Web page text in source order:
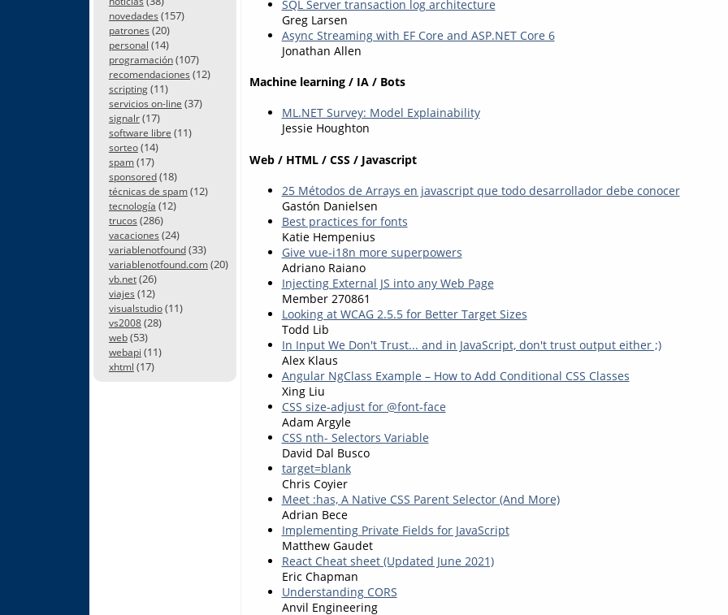
novedades (157)
patrones (20)
personal (14)
programación(107)
recomendaciones (12)
scripting(11)
servicios on-line (37)
signalr(17)
software libre (11)
sorteo(14)
spam(17)
sponsored(18)
técnicas de spam(12)
tecnología (12)
trucos (286)
vacaciones (24)
variablenotfound(33)
variablenotfound.com(20)
vb.net(26)
viajes (12)
visualstudio(11)
vs2008(28)
web(53)
webapi (11)
xhtml (17)
SQL Server transaction log architecture
Greg Larsen
Async Streaming with EF Core and ASP.NET Core 6
Jonathan Allen
Machine learning / IA / Bots
ML.NET Survey: Model Explainability
Jessie Houghton
Web / HTML / CSS / Javascript
25 Métodos de Arrays en javascript que todo desarrollador debe conocer
Gastón Danielsen
Best practices for fonts
Katie Hempenius
Give vue-i18n more superpowers
Adriano Raiano
Injecting External JS into any Web Page
Member 270861
Looking at WCAG 2.5.5 for Better Target Sizes
Todd Lib
In Input We Don't Trust... and in JavaScript, don't trust output either ;)
Alex Klaus
Angular NgClass Example – How to Add Conditional CSS Classes
Xing Liu
CSS size-adjust for @font-face
Adam Argyle
CSS nth- Selectors Variable
David Dal Busco
target=blank
Chris Coyier
Meet :has, A Native CSS Parent Selector (And More)
Adrian Bece
Implementing Private Fields for JavaScript
Matthew Gaudet
React Cheat sheet (Updated June 2021)
Eric Chapman
Understanding CORS
Anvil Engineering